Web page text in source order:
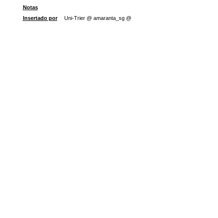
Notas
Insertado por
Uni-Trier @ amaranta_sg @